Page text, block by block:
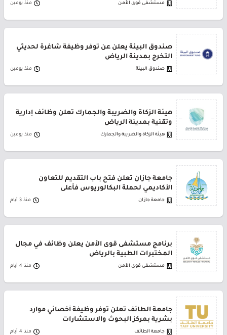
مستشفى قوى الأمن منذ يومين
صندوق البيئة يعلن عن توفر وظيفة شاغرة لحديثي
التخرج بمدينة الرياض
صندوق البيئة منذ يومين
هيئة الزكاة والضريبة والجمارك تعلن وظائف إدارية
وتقنية بمدينة الرياض
هيئة الزكاة والضريبة والجمارك منذ يومين
جامعة جازان تعلن فتح باب التقديم للتعاون
الأكاديمي لحملة البكالوريوس فأعلى
جامعة جازان منذ 3 أيام
برنامج مستشفى قوى الأمن يعلن وظائف في مجال
المختبرات الطبية بالرياض
مستشفى قوى الأمن منذ 4 أيام
جامعة الطائف تعلن توفر وظيفة أخصائي موارد
بشرية بمركز البحوث والاستشارات
جامعة الطائف منذ 4 أيام